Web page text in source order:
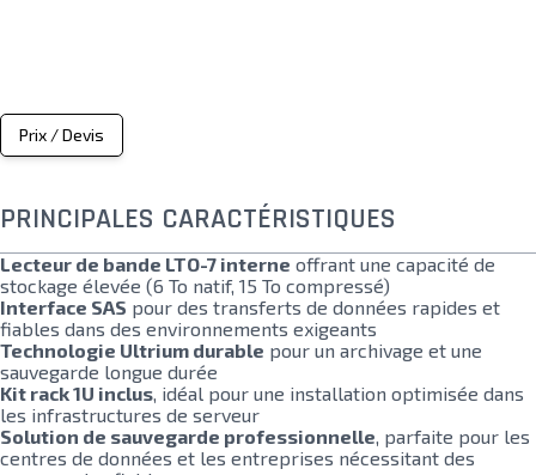
Prix / Devis
PRINCIPALES CARACTÉRISTIQUES
Lecteur de bande LTO-7 interne offrant une capacité de
stockage élevée (6 To natif, 15 To compressé)
Interface SAS pour des transferts de données rapides et
fiables dans des environnements exigeants
Technologie Ultrium durable pour un archivage et une
sauvegarde longue durée
Kit rack 1U inclus, idéal pour une installation optimisée dans
les infrastructures de serveur
Solution de sauvegarde professionnelle, parfaite pour les
centres de données et les entreprises nécessitant des